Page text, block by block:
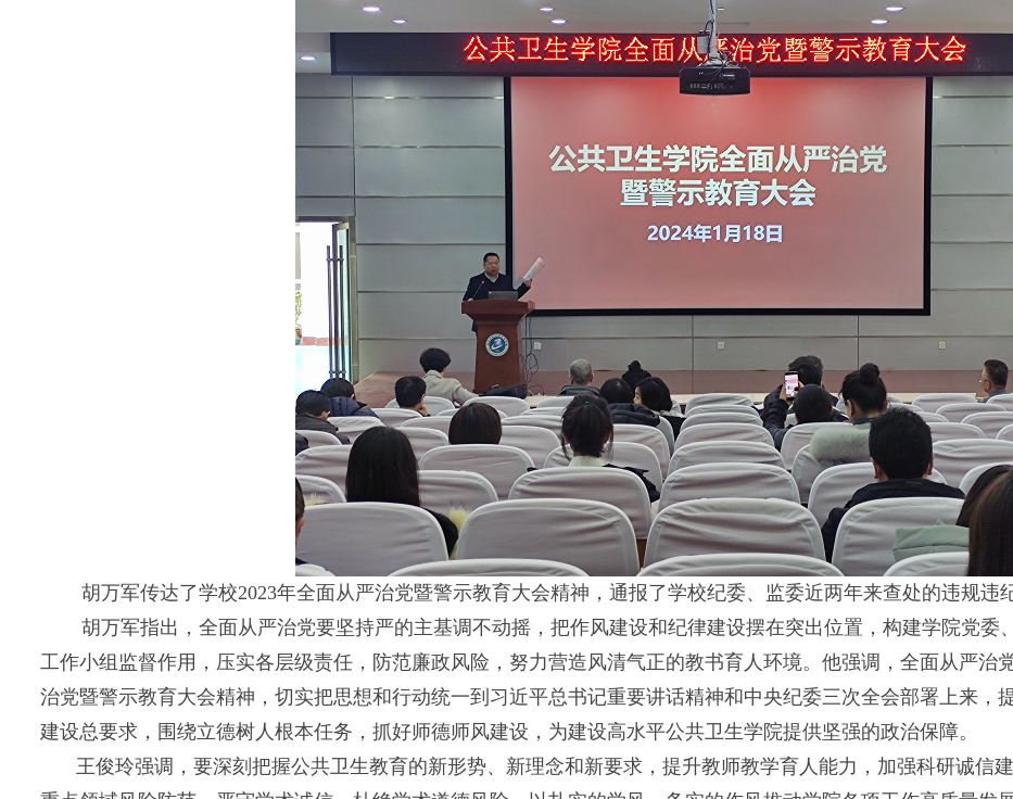
胡万军传达了学校2023年全面从严治党暨警示教育大会精神，通报了学校纪委、监委近两年来查处的违规违
胡万军指出，全面从严治党要坚持严的主基调不动摇，把作风建设和纪律建设摆在突出位置，构建学院党委
工作小组监督作用，压实各层级责任，防范廉政风险，努力营造风清气正的教书育人环境。他强调，全面从严治
治党暨警示教育大会精神，切实把思想和行动统一到习近平总书记重要讲话精神和中央纪委三次全会部署上来，
建设总要求，围绕立德树人根本任务，抓好师德师风建设，为建设高水平公共卫生学院提供坚强的政治保障。
王俊玲强调，要深刻把握公共卫生教育的新形势、新理念和新要求，提升教师教学育人能力，加强科研诚信